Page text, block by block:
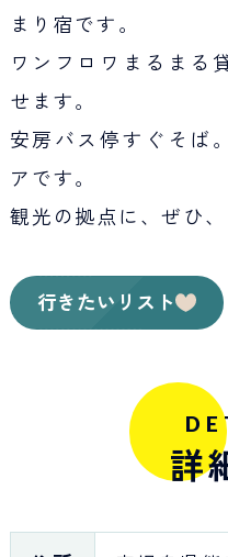
まり宿です。
ワンフロワまるまる
せます。
安房バス停すぐそば
アです。
観光の拠点に、ぜひ
行きたいリスト
詳